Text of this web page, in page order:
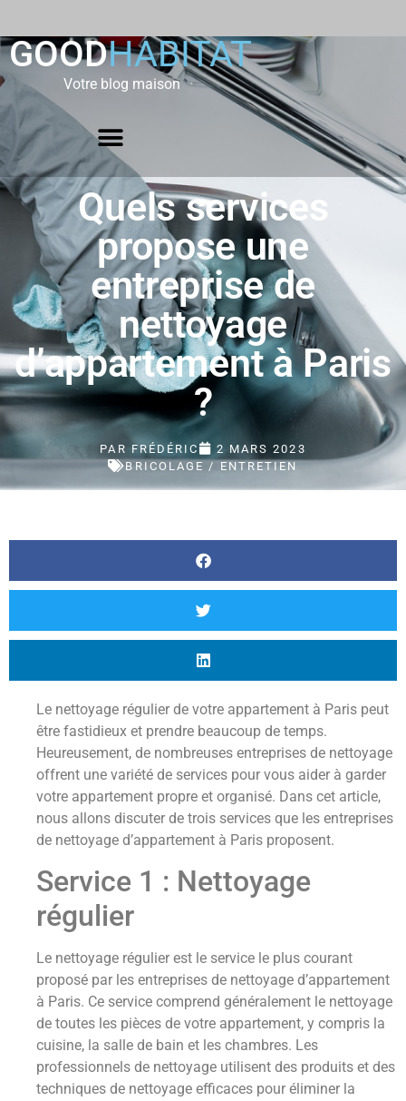
GOODHABITAT
Votre blog maison
Quels services
propose une
entreprise de
nettoyage
d’appartement à Paris
?
PAR FRÉDÉRIC
2 MARS 2023
BRICOLAGE / ENTRETIEN
Le nettoyage régulier de votre appartement à Paris peut
être fastidieux et prendre beaucoup de temps.
Heureusement, de nombreuses entreprises de nettoyage
offrent une variété de services pour vous aider à garder
votre appartement propre et organisé. Dans cet article,
nous allons discuter de trois services que les entreprises
de nettoyage d’appartement à Paris proposent.
Service 1 : Nettoyage
régulier
Le nettoyage régulier est le service le plus courant
proposé par les entreprises de nettoyage d’appartement
à Paris. Ce service comprend généralement le nettoyage
de toutes les pièces de votre appartement, y compris la
cuisine, la salle de bain et les chambres. Les
professionnels de nettoyage utilisent des produits et des
techniques de nettoyage efficaces pour éliminer la